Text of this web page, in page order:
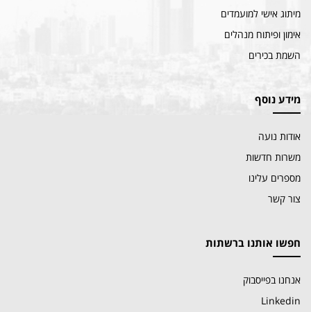
מיתוג אישי למועמדים
אימון ופיתוח מנהלים
השמת בכירים
מידע נוסף
אודות נועה
משרות חדשות
מספרים עלינו
צור קשר
חפשו אותנו ברשתות
אנחנו בפייסבוק
Linkedin